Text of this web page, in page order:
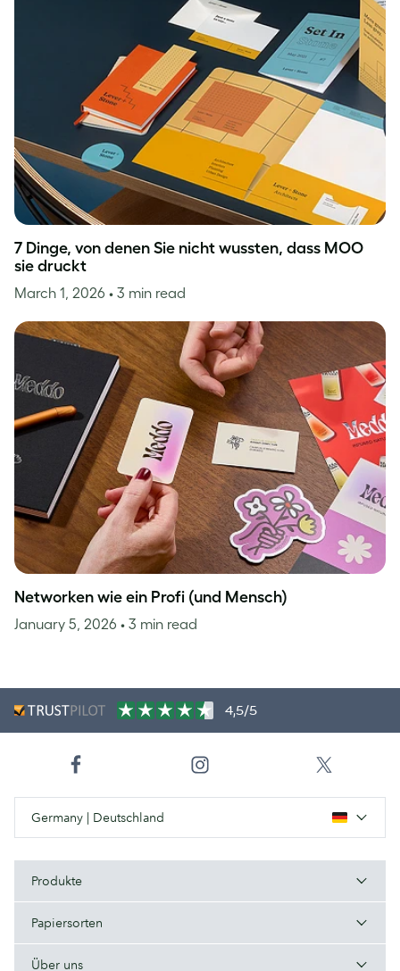
7 Dinge, von denen Sie nicht wussten, dass MOO
sie druckt
March 1, 2026 • 3 min read
Networken wie ein Profi (und Mensch)
January 5, 2026 • 3 min read
4,5/5
Germany | Deutschland
Produkte
Papiersorten
Über uns